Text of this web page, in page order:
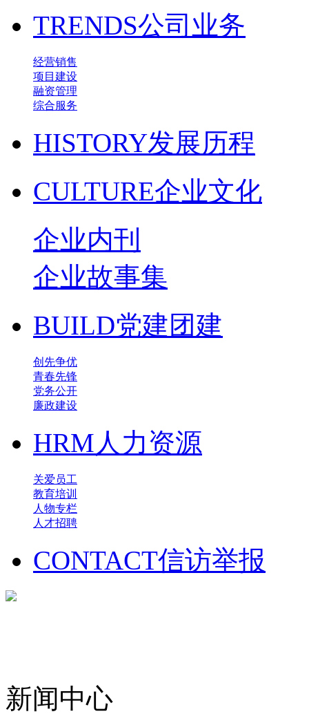
TRENDS公司业务
经营销售
项目建设
融资管理
综合服务
HISTORY发展历程
CULTURE企业文化
企业内刊
企业故事集
BUILD党建团建
创先争优
青春先锋
党务公开
廉政建设
HRM人力资源
关爱员工
教育培训
人物专栏
人才招聘
CONTACT信访举报
新闻中心